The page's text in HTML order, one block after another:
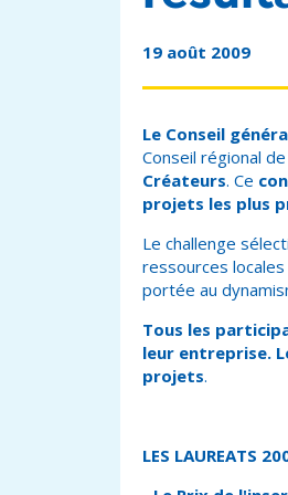
19 août 2009
Le Conseil
Conseil régional
Créateurs. Ce
projets les plus
Le challenge
ressources
portée au
Tous les
leur entreprise.
projets.
LES LAUREATS